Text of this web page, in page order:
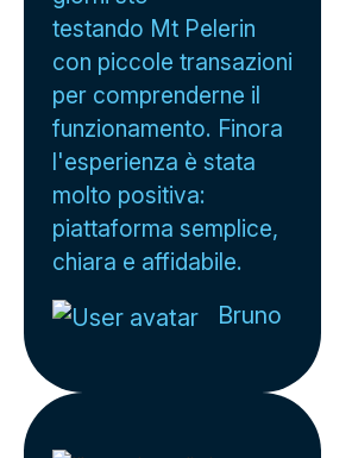
testando Mt Pelerin
con piccole transazioni
per comprenderne il
funzionamento. Finora
l'esperienza è stata
molto positiva:
piattaforma semplice,
chiara e affidabile.
Bruno